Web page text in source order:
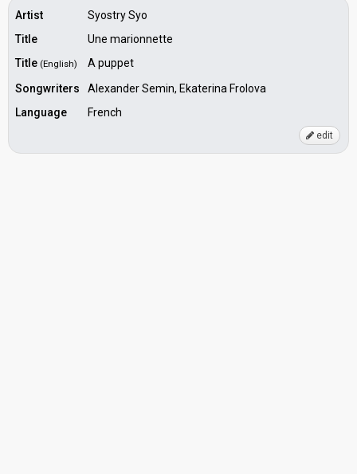
Artist
Syostry Syo
Title
Une marionnette
Title (English)
A puppet
Songwriters
Alexander Semin, Ekaterina Frolova
Language
French
edit